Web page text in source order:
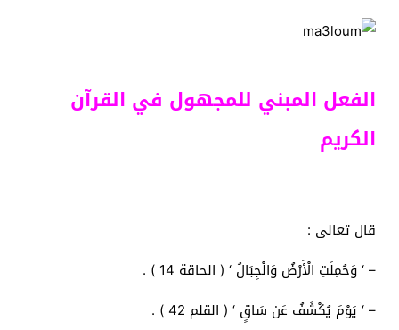
الفعل المبني للمجهول في القرآن
الكريم
قال تعالى :
– ‘ وَحُمِلَتِ الْأَرْضُ وَالْجِبَالُ ‘ ( الحاقة 14 ) .
– ‘ يَوْمَ يُكْشَفُ عَن سَاقٍ ‘ ( القلم 42 ) .